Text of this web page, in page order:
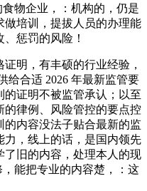
物企业，：机构的，仍是
培训，提拔人员的办理能
惩罚的风险！
明，有丰硕的行业经验，
给合适 2026 年最新监管要
证明不被监管承认；以至
律例、风险管控的要点控
内容没法子贴合最新的监
，线上的话，是国内领先
了旧的内容，处理本人的现
能把专业的内容楚，：这